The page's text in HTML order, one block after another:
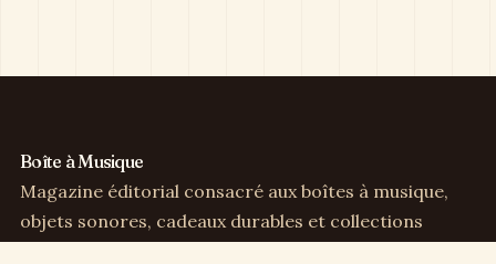
Boîte à Musique
Magazine éditorial consacré aux boîtes à musique,
objets sonores, cadeaux durables et collections